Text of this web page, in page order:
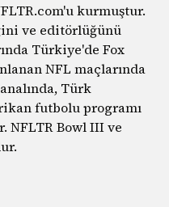
kurmuştur.
ve editörlüğünü
Türkiye'de Fox
NFL maçlarında
Türk
futbolu programı
NFLTR Bowl III ve